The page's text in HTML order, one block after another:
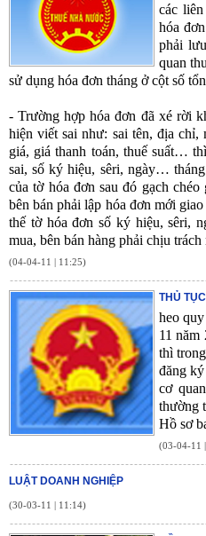
các
hóa
phải
quan
sử dụng hóa đơn tháng ở cột số
- Trường hợp hóa đơn đã xé rời
hiện viết sai như: sai tên, địa chỉ,
giá, giá thanh toán, thuế suất…
sai, số ký hiệu, sêri, ngày…
của tờ hóa đơn sau đó gạch
bên bán phải lập hóa đơn mới
thế tờ hóa đơn số ký hiệu,
mua, bên bán hàng phải chịu
(04-04-11 | 11:25)
THỦ
heo
11
thì
đăng
cơ
thường
Hồ sơ
(03-04-11
LUẬT DOANH NGHIỆP
(30-03-11 | 11:14)